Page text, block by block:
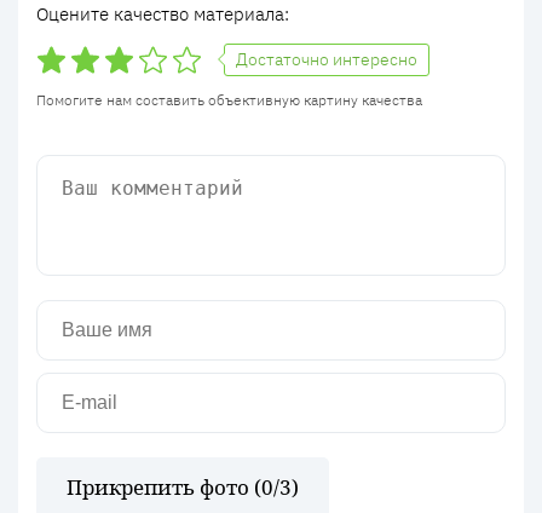
Оцените качество материала:
Достаточно интересно
Помогите нам составить объективную картину качества
Прикрепить фото (0/3)